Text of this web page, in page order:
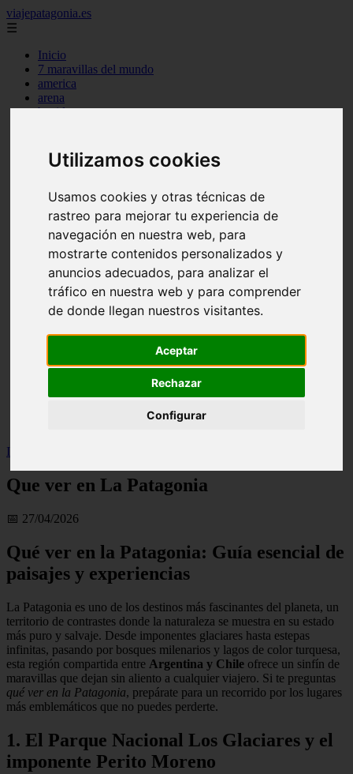
Utilizamos cookies
Usamos cookies y otras técnicas de
rastreo para mejorar tu experiencia de
navegación en nuestra web, para
mostrarte contenidos personalizados y
anuncios adecuados, para analizar el
tráfico en nuestra web y para comprender
de donde llegan nuestros visitantes.
Aceptar
Rechazar
Configurar
viajepatagonia.es
☰
Inicio
7 maravillas del mundo
america
arena
benidorm
c entre rios
c generalidades del pais
c neuquen
c provincias
c rio negro
c santa fe
c tierra de fuego
c tucuman
c zona austral
carmen
category
gijon
live
naturaleza
Inicio
Que ver en La Patagonia
📅 27/04/2026
Qué ver en la Patagonia: Guía esencial de
paisajes y experiencias
La Patagonia es uno de los destinos más fascinantes del planeta, un
territorio de contrastes donde la naturaleza se muestra en su estado
más puro y salvaje. Desde imponentes glaciares hasta estepas
infinitas, pasando por bosques milenarios y lagos de color turquesa,
esta región compartida entre Argentina y Chile ofrece un sinfín de
maravillas que dejan sin aliento a cualquier viajero. Si te preguntas
qué ver en la Patagonia, prepárate para un recorrido por los lugares
más emblemáticos que no puedes perderte.
1. El Parque Nacional Los Glaciares y el
imponente Perito Moreno